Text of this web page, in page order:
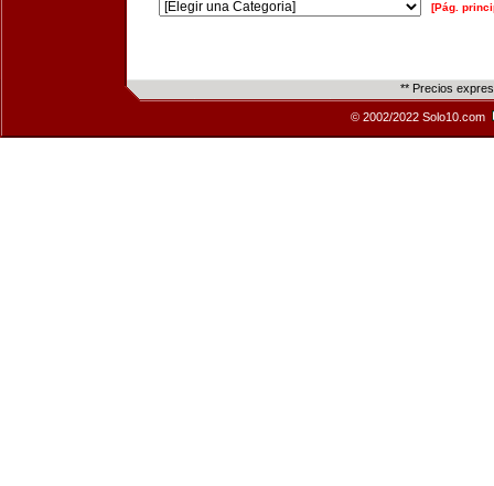
[Pág.
** Precios
© 2002/2022 Solo10.com